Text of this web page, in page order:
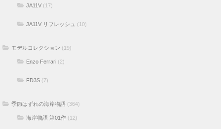
JA11V (17)
JA11V リフレッシュ (10)
モデルコレクション (19)
Enzo Ferrari (2)
FD3S (7)
季節はずれの海岸物語 (364)
海岸物語 第01作 (12)